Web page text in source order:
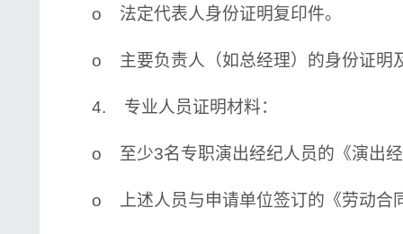
o 法定代表人身份证明复印件。
o 主要负责人（如总经理）的身份证明
4. 专业人员证明材料：
o 至少3名专职演出经纪人员的《演出经
o 上述人员与申请单位签订的《劳动合